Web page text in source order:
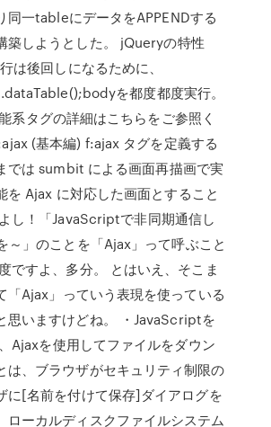
同一tableにデータをAPPENDする
築しようとした。 jQueryの特性
は後回しになるために、
を都度都度実行。
系タグの詳細はこちらをご参照く
(基本編) f:ajax タグを定義する
では sumbit による画面再描画で実
を Ajax に対応した画面とすること
し！「JavaScriptで非同期通信し
～」のことを「Ajax」って呼ぶこと
ですよ、多分。 とはいえ、そこま
「Ajax」っていう表現を使っている
思いますけどね。 ・JavaScriptを
Ajaxを使用してファイルをダウン
は、ブラウザがセキュリティ制限の
に[名前を付けて保存]ダイアログを
ローカルディスクファイルシステム